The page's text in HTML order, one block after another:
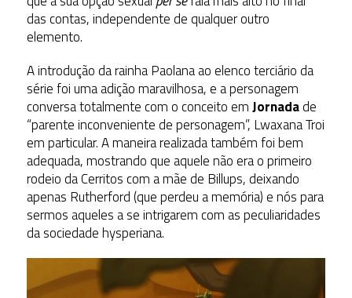
das contas, independente de qualquer outro
elemento.
A introdução da rainha Paolana ao elenco terciário da
série foi uma adição maravilhosa, e a personagem
conversa totalmente com o conceito emJornadade
“parente inconveniente de personagem”, Lwaxana Troi
em particular. A maneira realizada também foi bem
adequada, mostrando que aquele não era o primeiro
rodeio da Cerritos com a mãe de Billups, deixando
apenas Rutherford (que perdeu a memória) e nós para
sermos aqueles a se intrigarem com as peculiaridades
da sociedade hysperiana.